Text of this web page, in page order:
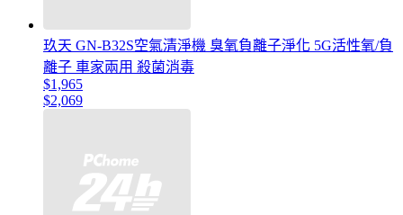
玖天 GN-B32S空氣清淨機 臭氧負離子淨化 5G活性氧/負
離子 車家兩用 殺菌消毒
$1,965
$2,069